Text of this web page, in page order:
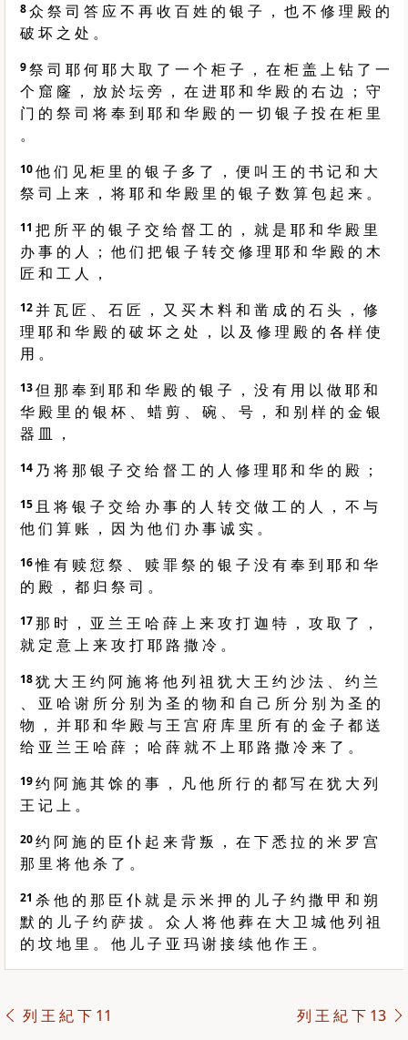
8众 祭 司 答 应 不 再 收 百 姓 的 银 子 ， 也 不 修 理 殿 的
破 坏 之 处 。
9祭 司 耶 何 耶 大 取 了 一 个 柜 子 ， 在 柜 盖 上 钻 了 一
个 窟 窿 ， 放 於 坛 旁 ， 在 进 耶 和 华 殿 的 右 边 ； 守
门 的 祭 司 将 奉 到 耶 和 华 殿 的 一 切 银 子 投 在 柜 里
。
10他 们 见 柜 里 的 银 子 多 了 ， 便 叫 王 的 书 记 和 大
祭 司 上 来 ， 将 耶 和 华 殿 里 的 银 子 数 算 包 起 来 。
11 把 所 平 的 银 子 交 给 督 工 的 ， 就 是 耶 和 华 殿 里
办 事 的 人 ； 他 们 把 银 子 转 交 修 理 耶 和 华 殿 的 木
匠 和 工 人 ，
12并 瓦 匠 、 石 匠 ， 又 买 木 料 和 凿 成 的 石 头 ， 修
理 耶 和 华 殿 的 破 坏 之 处 ， 以 及 修 理 殿 的 各 样 使
用 。
13但 那 奉 到 耶 和 华 殿 的 银 子 ， 没 有 用 以 做 耶 和
华 殿 里 的 银 杯 、 蜡 剪 、 碗 、 号 ， 和 别 样 的 金 银
器 皿 ，
14 乃 将 那 银 子 交 给 督 工 的 人 修 理 耶 和 华 的 殿 ；
15 且 将 银 子 交 给 办 事 的 人 转 交 做 工 的 人 ， 不 与
他 们 算 账 ， 因 为 他 们 办 事 诚 实 。
16惟 有 赎 愆 祭 、 赎 罪 祭 的 银 子 没 有 奉 到 耶 和 华
的 殿 ， 都 归 祭 司 。
17那 时 ， 亚 兰 王 哈 薛 上 来 攻 打 迦 特 ， 攻 取 了 ，
就 定 意 上 来 攻 打 耶 路 撒 冷 。
18犹 大 王 约 阿 施 将 他 列 祖 犹 大 王 约 沙 法 、 约 兰
、 亚 哈 谢 所 分 别 为 圣 的 物 和 自 己 所 分 别 为 圣 的
物 ， 并 耶 和 华 殿 与 王 宫 府 库 里 所 有 的 金 子 都 送
给 亚 兰 王 哈 薛 ； 哈 薛 就 不 上 耶 路 撒 冷 来 了 。
19约 阿 施 其 馀 的 事 ， 凡 他 所 行 的 都 写 在 犹 大 列
王 记 上 。
20约 阿 施 的 臣 仆 起 来 背 叛 ， 在 下 悉 拉 的 米 罗 宫
那 里 将 他 杀 了 。
21 杀 他 的 那 臣 仆 就 是 示 米 押 的 儿 子 约 撒 甲 和 朔
默 的 儿 子 约 萨 拔 。 众 人 将 他 葬 在 大 卫 城 他 列 祖
的 坟 地 里 。 他 儿 子 亚 玛 谢 接 续 他 作 王 。
列 王 紀 下 11 列 王 紀 下 13